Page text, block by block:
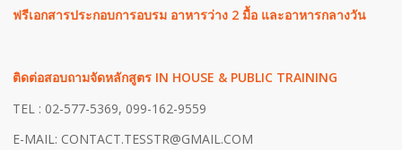
ฟรีเอกสารประกอบการอบรม อาหารว่าง 2 มื้อ และอาหารกลางวัน
ติดต่อสอบถามจัดหลักสูตร IN HOUSE & PUBLIC TRAINING
TEL : 02-577-5369, 099-162-9559
E-MAIL: CONTACT.TESSTR@GMAIL.COM